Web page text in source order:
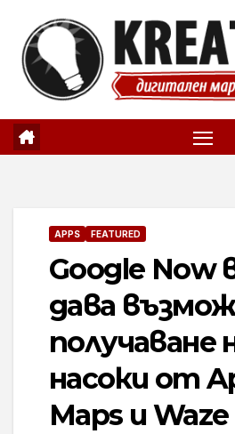
content
APPS FEATURED
Google Now
дава
получаване
насоки от
Maps и Waze